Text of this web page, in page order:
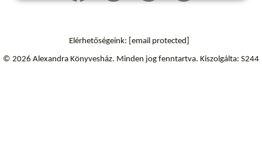
Elérhetőségeink: [email protected]
© 2026 Alexandra Könyvesház. Minden jog fenntartva. Kiszolgálta: S244